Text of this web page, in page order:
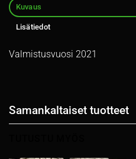
Kuvaus
Lisätiedot
Valmistusvuosi 2021
Samankaltaiset tuotteet